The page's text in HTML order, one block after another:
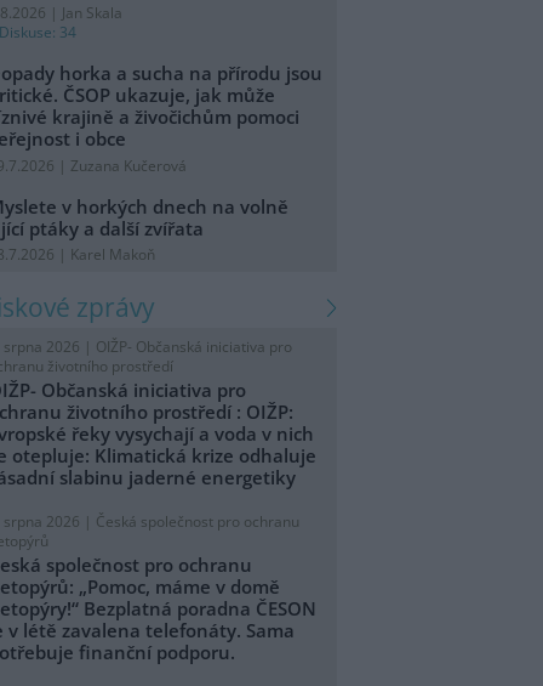
| Jan Skala
Diskuse: 34
horka a sucha na přírodu jsou
ČSOP ukazuje, jak může
krajině a živočichům pomoci
i obce
| Zuzana Kučerová
v horkých dnech na volně
ptáky a další zvířata
| Karel Makoň
zprávy
srpna 2026 | OIŽP- Občanská iniciativa pro
životního prostředí
Občanská iniciativa pro
životního prostředí : OIŽP:
řeky vysychají a voda v nich
otepluje: Klimatická krize odhaluje
slabinu jaderné energetiky
srpna 2026 | Česká společnost pro ochranu
společnost pro ochranu
„Pomoc, máme v domě
Bezplatná poradna ČESON
v létě zavalena telefonáty. Sama
finanční podporu.